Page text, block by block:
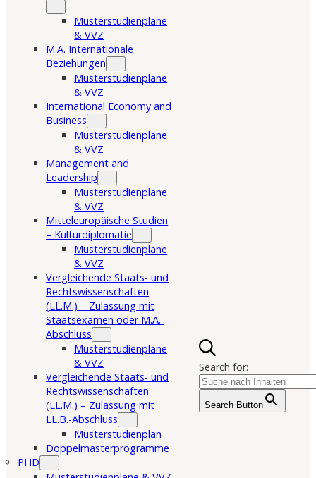
Musterstudienpläne
& VVZ
M.A. Internationale
Beziehungen
Musterstudienpläne
& VVZ
International Economy and
Business
Musterstudienpläne
& VVZ
Management and
Leadership
Musterstudienpläne
& VVZ
Mitteleuropäische Studien
– Kulturdiplomatie
Musterstudienpläne
& VVZ
Vergleichende Staats- und
Rechtswissenschaften
(LL.M.) – Zulassung mit
Staatsexamen oder M.A.-
Abschluss
Musterstudienpläne
& VVZ
Vergleichende Staats- und
Rechtswissenschaften
(LL.M.) – Zulassung mit
LL.B.-Abschluss
Musterstudienplan
Doppelmasterprogramme
PHD
Search for:
Search Button